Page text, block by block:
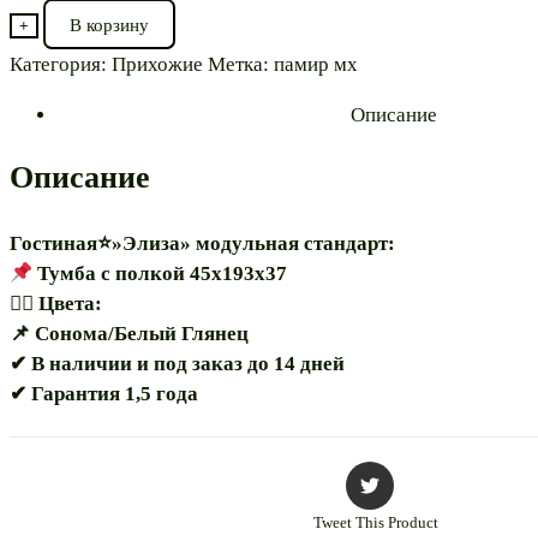
товара
Тумба
с
модульная
+ В корзину
Категория: Прихожие Метка: памир мх
Описание
Описание
Гостиная⭐»Элиза» модульная стандарт:
Тумба с полкой 45х193х37
🏳️‍🌈 Цвета:
📌 Сонома/Белый Глянец
✔ В наличии и под заказ до 14 дней
✔ Гарантия 1,5 года
Tweet This Product